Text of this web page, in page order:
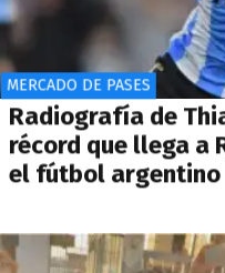
MERCADO DE PASES
Radiografía de
récord que llega a
el fútbol argentino